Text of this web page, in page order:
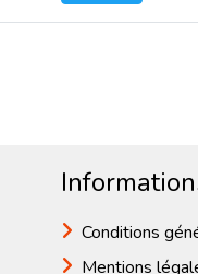
Conditions
Mentions